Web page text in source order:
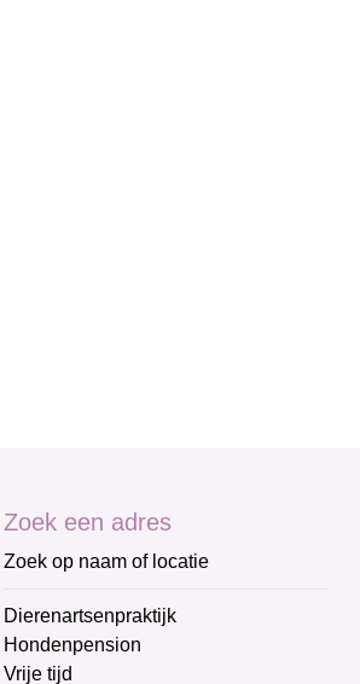
Zoek een adres
Zoek op naam of locatie
Dierenartsenpraktijk
Hondenpension
Vrije tijd